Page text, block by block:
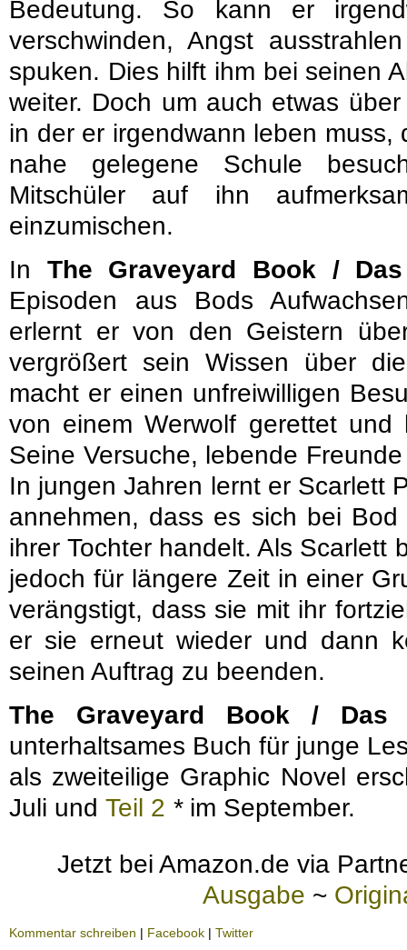
Bedeutung. So kann er
verschwinden, Angst
spuken. Dies hilft ihm bei seinen
weiter. Doch um auch etwas
in der er irgendwann leben muss,
nahe gelegene Schule
Mitschüler auf ihn
einzumischen.
In The Graveyard Book /
Episoden aus Bods
erlernt er von den Geistern
vergrößert sein Wissen über
macht er einen unfreiwilligen
von einem Werwolf gerettet
Seine Versuche, lebende
In jungen Jahren lernt er Scarlett
annehmen, dass es sich bei
ihrer Tochter handelt. Als Scarlett
jedoch für längere Zeit in einer
verängstigt, dass sie mit ihr
er sie erneut wieder und dann
seinen Auftrag zu beenden.
The Graveyard Book / Das
unterhaltsames Buch für junge
als zweiteilige Graphic Novel
Juli und Teil 2 *im September.
Jetzt bei Amazon.de via
Ausgabe ~
Kommentar schreiben | Facebook | Twitter